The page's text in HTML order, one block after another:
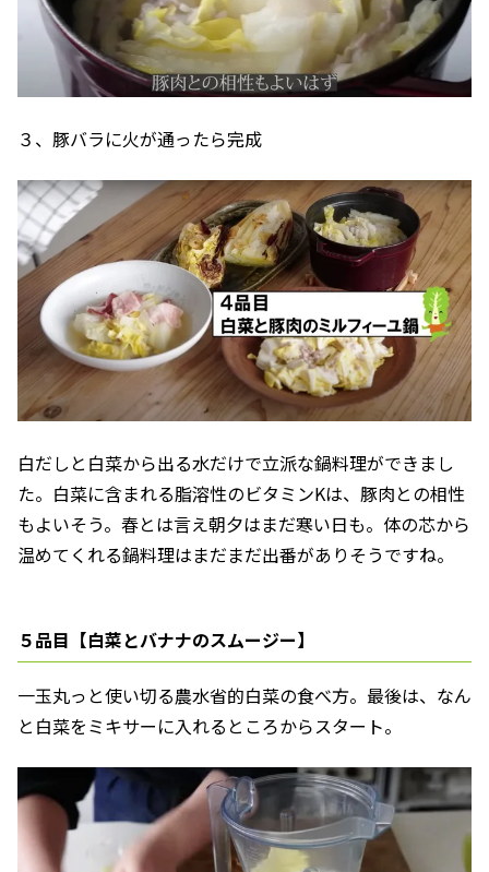
３、豚バラに火が通ったら完成
白だしと白菜から出る水だけで立派な鍋料理ができまし
た。白菜に含まれる脂溶性のビタミンKは、豚肉との相性
もよいそう。春とは言え朝夕はまだ寒い日も。体の芯から
温めてくれる鍋料理はまだまだ出番がありそうですね。
５品目【白菜とバナナのスムージー】
一玉丸っと使い切る農水省的白菜の食べ方。最後は、なん
と白菜をミキサーに入れるところからスタート。